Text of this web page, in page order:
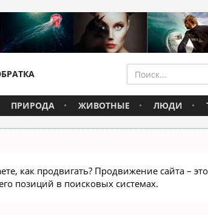
ПРИРОДА ЖИВОТНЫЕ ЛЮДИ
как продвигать? Продвижение сайта –
позиций в поисковых системах.